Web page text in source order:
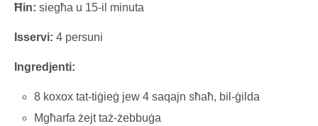
Ħin: siegħa u 15-il minuta
Isservi: 4 persuni
Ingredjenti:
8 koxox tat-tiġieġ jew 4 saqajn sħaħ, bil-ġilda
Mgħarfa żejt taż-żebbuġa